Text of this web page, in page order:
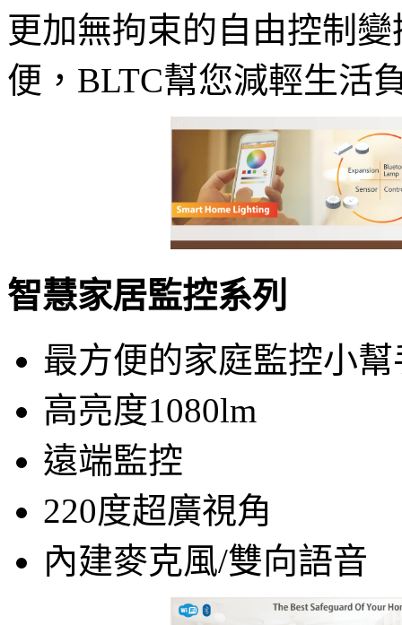
更加無拘束的自由控制
便，BLTC幫您減輕生活
智慧家居監控系列
最方便的家庭監控小幫
高亮度1080lm
遠端監控
220度超廣視角
內建麥克風/雙向語音